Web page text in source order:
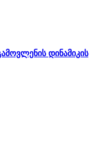
დინამიკის